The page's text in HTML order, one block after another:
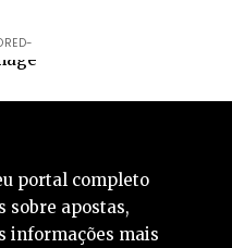
portal completo
sobre apostas,
informações mais